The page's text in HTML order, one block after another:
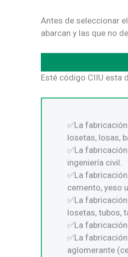
Antes de seleccionar
abarcan y las que no
Esté código CIIU esta
La
losetas, losas,
La
ingeniería civil.
La
cemento, yeso
La
losetas, tubos,
La
La
aglomerante